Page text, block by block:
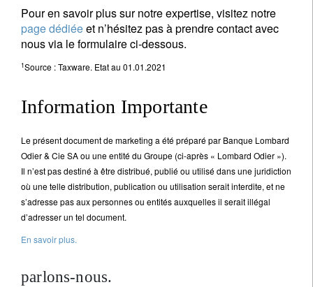
Pour en savoir plus sur notre expertise, visitez notre
page dédiéeet n’hésitez pas à prendre contact avec
nous via le formulaire ci-dessous.
1Source : Taxware. Etat au 01.01.2021
Information Importante
Le présent document de marketing a été préparé par Banque Lombard
Odier & Cie SA ou une entité du Groupe (ci-après « Lombard Odier »).
Il n’est pas destiné à être distribué, publié ou utilisé dans une juridiction
où une telle distribution, publication ou utilisation serait interdite, et ne
s’adresse pas aux personnes ou entités auxquelles il serait illégal
d’adresser un tel document.
En savoir plus.
parlons-nous.